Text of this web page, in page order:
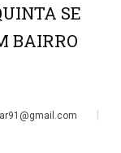
SE
BAIRRO